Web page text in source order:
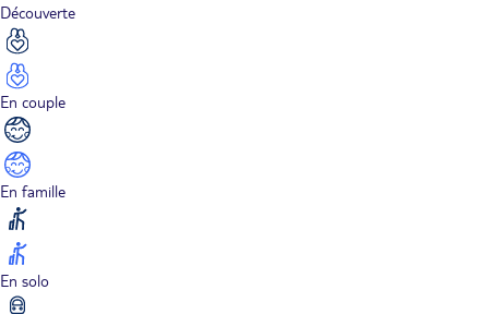
Découverte
En couple
En famille
En solo